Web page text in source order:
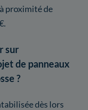
à proximité de
sur
de panneaux
?
dès lors